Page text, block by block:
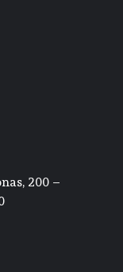
200 –